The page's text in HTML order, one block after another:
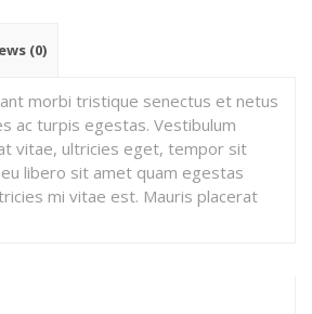
(0)
morbi tristique senectus et netus
ac turpis egestas. Vestibulum
vitae, ultricies eget, tempor sit
libero sit amet quam egestas
mi vitae est. Mauris placerat